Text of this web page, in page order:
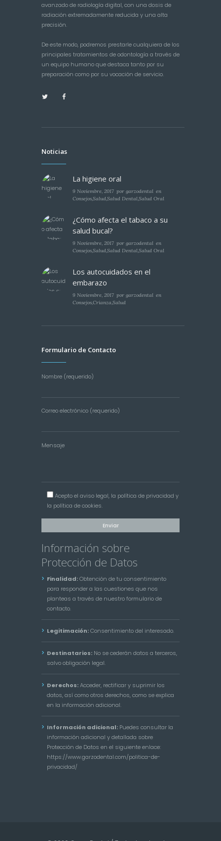
avanzado de radiología digital, con una dosis de
radiación extremadamente reducida y una alta
precisión.
De este modo, podremos prestarle cualquiera de los
principales tratamientos de odontología a través de
un equipo humano que destaca tanto por su
preparación como por su vocación de servicio.
Noticias
La higiene oral
9 Noviembre, 2017 porgarzodental en
Consejos,Salud,Salud Dental,Salud Oral
¿Cómo afecta el tabaco a su
salud bucal?
9 Noviembre, 2017 porgarzodental en
Consejos,Salud,Salud Dental,Salud Oral
Los autocuidados en el
embarazo
9 Noviembre, 2017 porgarzodental en
Consejos,Crianza ,Salud
Formulario de Contacto
Nombre (requerido)
Correo electrónico (requerido)
Mensaje
Acepto elaviso legal, la política de privacidad y
la política de cookies.
Información sobre
Protección de Datos
Finalidad:Obtención de tu consentimiento
para responder a las cuestiones que nos
planteas a través de nuestro formulario de
contacto.
Legitimación:Consentimiento del interesado.
Destinatarios: No se cederán datos a terceros,
salvo obligación legal.
Derechos:Acceder, rectificar y suprimir los
datos, así como otros derechos, como se explica
en la información adicional.
Información adicional: Puedes consultar la
información adicional y detallada sobre
Protección de Datos en el siguiente enlace:
https://www.garzodental.com/politica-de-
privacidad/